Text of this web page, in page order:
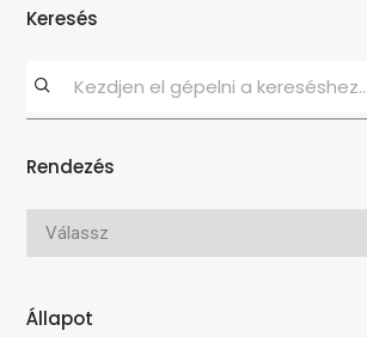
Keresés
Rendezés
Állapot